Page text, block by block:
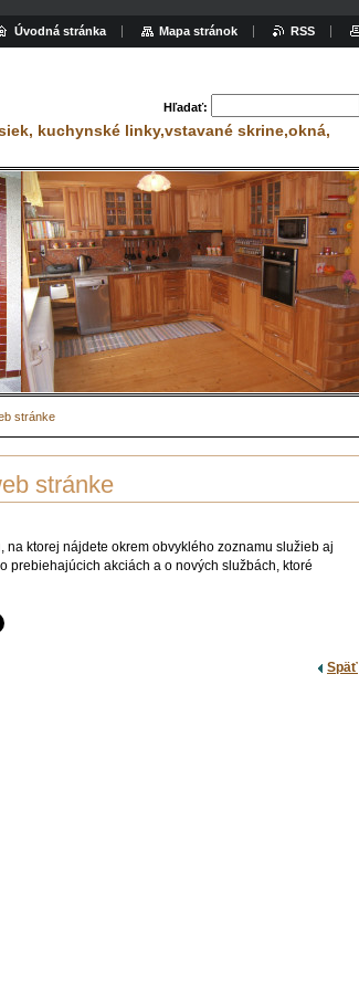
kuchynské linky,vstavané skrine,okná,
Hľadať:
stránke
stránke
ktorej nájdete okrem obvyklého zoznamu služieb aj
prebiehajúcich akciách a o nových službách, ktoré
Späť
Úvodná stránka Mapa stránok RSS